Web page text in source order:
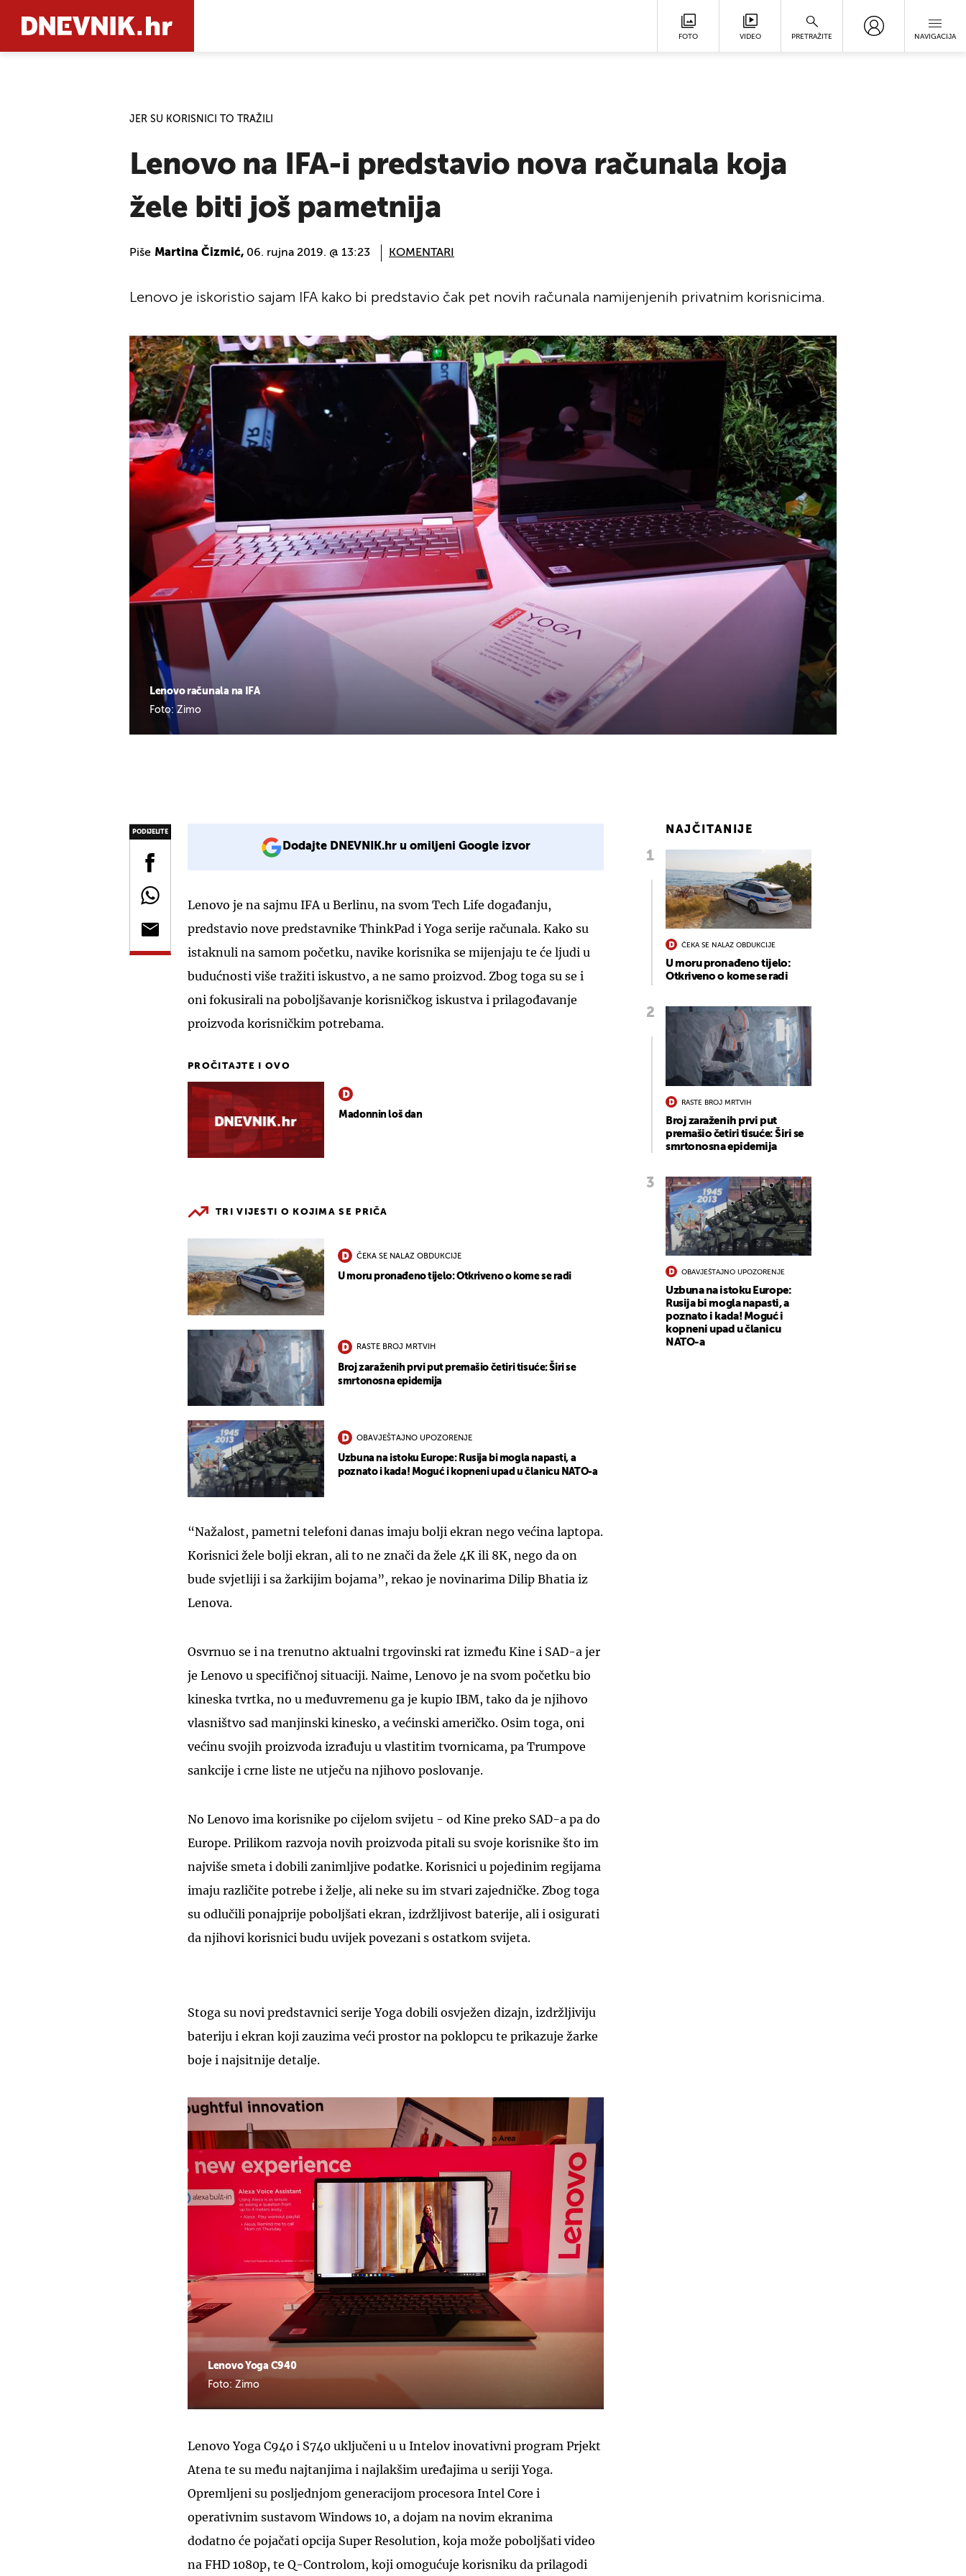
FOTO VIDEO PRETRAŽITE NAVIGACIJA
JER SU KORISNICI TO TRAŽILI
Lenovo na IFA-i predstavio nova računala koja
žele biti još pametnija
Piše Martina Čizmić, 06. rujna 2019. @ 13:23 KOMENTARI
Lenovo računala na IFA
Foto: Zimo
Lenovo je iskoristio sajam IFA kako bi predstavio čak pet novih računala namijenjenih privatnim korisnicima.
PODIJELITE
Dodajte DNEVNIK.hr u omiljeni Google izvor
Lenovo je na sajmu IFA u Berlinu, na svom Tech Life događanju,
predstavio nove predstavnike ThinkPad i Yoga serije računala. Kako su
istaknuli na samom početku, navike korisnika se mijenjaju te će ljudi u
budućnosti više tražiti iskustvo, a ne samo proizvod. Zbog toga su se i
oni fokusirali na poboljšavanje korisničkog iskustva i prilagođavanje
proizvoda korisničkim potrebama.
PROČITAJTE I OVO
Madonnin loš dan
TRI VIJESTI O KOJIMA SE PRIČA
ČEKA SE NALAZ OBDUKCIJE
U moru pronađeno tijelo: Otkriveno o kome se radi
RASTE BROJ MRTVIH
Broj zaraženih prvi put premašio četiri tisuće: Širi se
smrtonosna epidemija
OBAVJEŠTAJNO UPOZORENJE
Uzbuna na istoku Europe: Rusija bi mogla napasti, a
poznato i kada! Moguć i kopneni upad u članicu NATO-a
“Nažalost, pametni telefoni danas imaju bolji ekran nego većina laptopa.
Korisnici žele bolji ekran, ali to ne znači da žele 4K ili 8K, nego da on
bude svjetliji i sa žarkijim bojama”, rekao je novinarima Dilip Bhatia iz
Lenova.
Osvrnuo se i na trenutno aktualni trgovinski rat između Kine i SAD-a jer
je Lenovo u specifičnoj situaciji. Naime, Lenovo je na svom početku bio
kineska tvrtka, no u međuvremenu ga je kupio IBM, tako da je njihovo
vlasništvo sad manjinski kinesko, a većinski američko. Osim toga, oni
većinu svojih proizvoda izrađuju u vlastitim tvornicama, pa Trumpove
sankcije i crne liste ne utječu na njihovo poslovanje.
No Lenovo ima korisnike po cijelom svijetu - od Kine preko SAD-a pa do
Europe. Prilikom razvoja novih proizvoda pitali su svoje korisnike što im
najviše smeta i dobili zanimljive podatke. Korisnici u pojedinim regijama
imaju različite potrebe i želje, ali neke su im stvari zajedničke. Zbog toga
su odlučili ponajprije poboljšati ekran, izdržljivost baterije, ali i osigurati
da njihovi korisnici budu uvijek povezani s ostatkom svijeta.
Stoga su novi predstavnici serije Yoga dobili osvježen dizajn, izdržljiviju
bateriju i ekran koji zauzima veći prostor na poklopcu te prikazuje žarke
boje i najsitnije detalje.
Lenovo Yoga C940
Foto: Zimo
Lenovo Yoga C940 i S740 uključeni u u Intelov inovativni program Prjekt
Atena te su među najtanjima i najlakšim uređajima u seriji Yoga.
Opremljeni su posljednjom generacijom procesora Intel Core i
operativnim sustavom Windows 10, a dojam na novim ekranima
dodatno će pojačati opcija Super Resolution, koja može poboljšati video
na FHD 1080p, te Q-Controlom, koji omogućuje korisniku da prilagodi
NAJČITANIJE
ČEKA SE NALAZ OBDUKCIJE
U moru pronađeno tijelo:
Otkriveno o kome se radi
RASTE BROJ MRTVIH
Broj zaraženih prvi put
premašio četiri tisuće: Širi se
smrtonosna epidemija
OBAVJEŠTAJNO UPOZORENJE
Uzbuna na istoku Europe:
Rusija bi mogla napasti, a
poznato i kada! Moguć i
kopneni upad u članicu
NATO-a
UKLJUČITE NOTIFIKACIJE